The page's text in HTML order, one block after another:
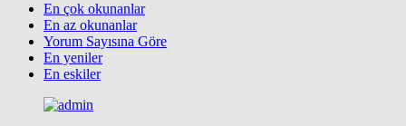
En çok okunanlar
En az okunanlar
Yorum Sayısına Göre
En yeniler
En eskiler